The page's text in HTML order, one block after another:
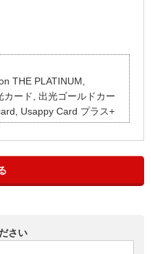
THE PLATINUM,
ード, 出光ゴールドカー
Usappy Card プラス+
さい